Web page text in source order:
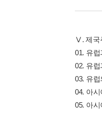
Ⅴ. 제국
01. 유
02. 유
03. 유
04. 아
05. 아